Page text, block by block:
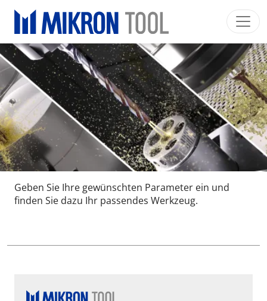
Mikron Group Automation Machining Tool
Deutsch Mein Konto Download
Main navigation
INDUSTRIESEGMENTE
PRODUKTE
DIENSTLEISTUNGEN
EXPERTISE
INSIDE MIKRON TOOL
Geben Sie Ihre gewünschten Parameter ein und
finden Sie dazu Ihr passendes Werkzeug.